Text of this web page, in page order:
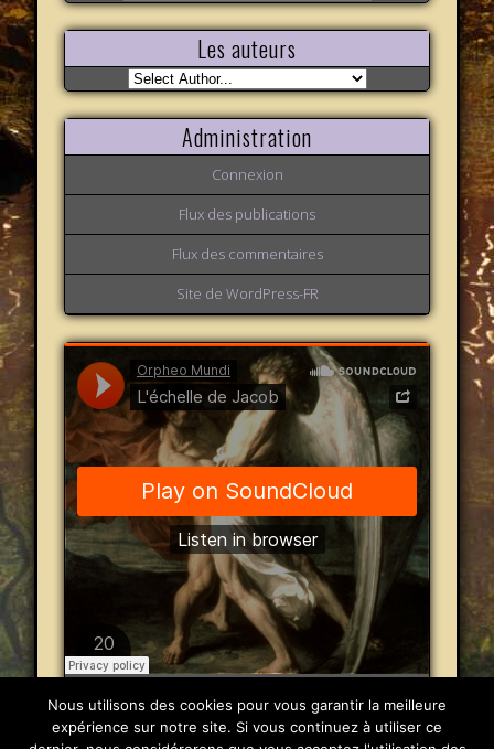
variations
Les auteurs
Administration
Connexion
Flux des publications
Flux des commentaires
Site de WordPress-FR
Nous utilisons des cookies pour vous garantir la meilleure
expérience sur notre site. Si vous continuez à utiliser ce